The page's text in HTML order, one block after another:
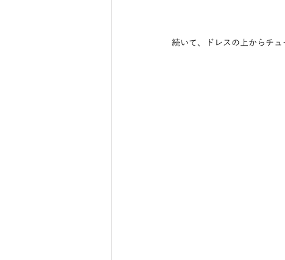
続いて、ドレスの上からチ